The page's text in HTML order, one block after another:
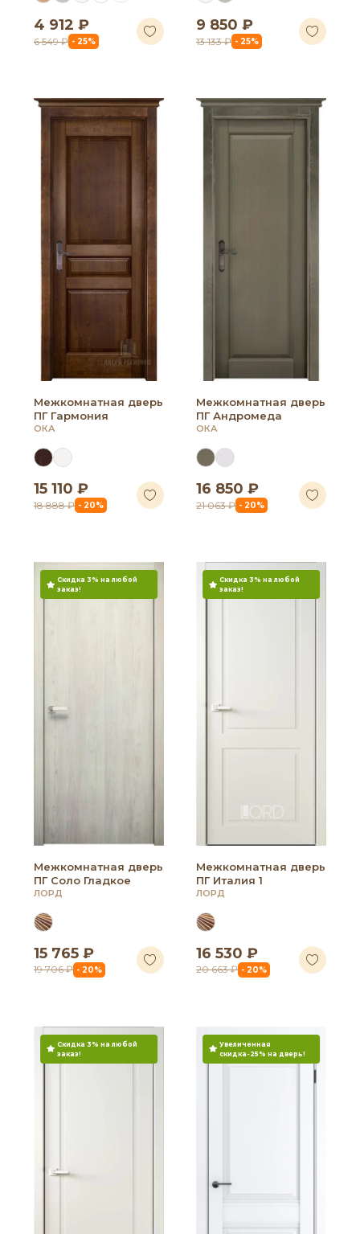
4 912 ₽
6 549 ₽ - 25%
9 850 ₽
13 133 ₽ - 25%
Межкомнатная дверь
ПГ Гармония
ОКА
15 110 ₽
18 888 ₽ - 20%
Межкомнатная дверь
ПГ Андромеда
ОКА
16 850 ₽
21 063 ₽ - 20%
Скидка 3% на любой
заказ!
Межкомнатная дверь
ПГ Соло Гладкое
ЛОРД
15 765 ₽
19 706 ₽ - 20%
Скидка 3% на любой
заказ!
Межкомнатная дверь
ПГ Италия 1
ЛОРД
16 530 ₽
20 663 ₽ - 20%
Скидка 3% на любой
заказ!
Увеличенная
скидка-25% на дверь!